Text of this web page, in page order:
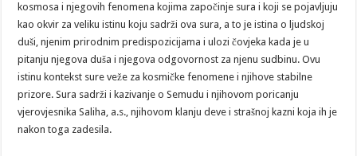
kosmosa i njegovih fenomena kojima započinje sura i koji se pojavljuju
kao okvir za veliku istinu koju sadrži ova sura, a to je istina o ljudskoj
duši, njenim prirodnim predispozicijama i ulozi čovjeka kada je u
pitanju njegova duša i njegova odgovornost za njenu sudbinu. Ovu
istinu kontekst sure veže za kosmičke fenomene i njihove stabilne
prizore. Sura sadrži i kazivanje o Semudu i njihovom poricanju
vjerovjesnika Saliha, a.s., njihovom klanju deve i strašnoj kazni koja ih je
nakon toga zadesila.